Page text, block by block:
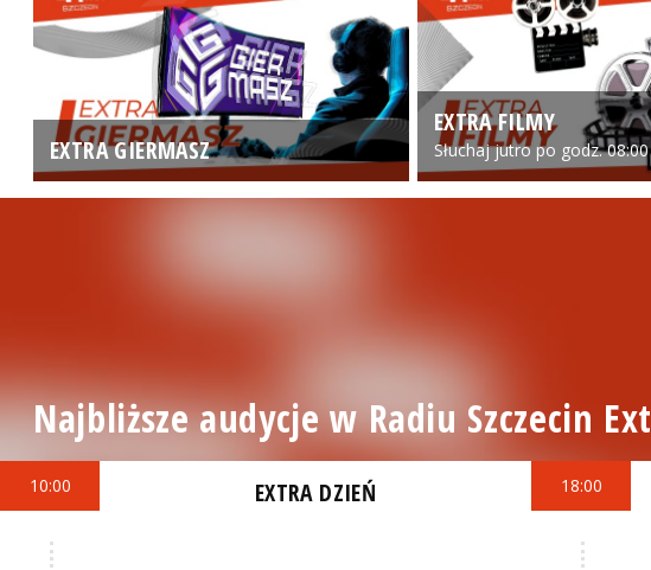
EXTRA GIERMASZ
EXTRA FILMY
Słuchaj jutro po godz. 08:00
Najbliższe audycje w Radiu Szczecin
10:00 EXTRA DZIEŃ 18:00